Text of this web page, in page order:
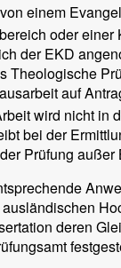
einem
oder einer
der EKD
Theologische
auf
wird nicht in
bei der
Prüfung außer
deren